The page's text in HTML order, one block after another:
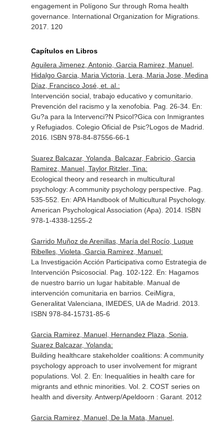
engagement in Polígono Sur through Roma health
governance. International Organization for Migrations.
2017. 120
Capítulos en Libros
Aguilera Jimenez, Antonio, Garcia Ramirez, Manuel,
Hidalgo Garcia, Maria Victoria, Lera, Maria Jose, Medina
Díaz, Francisco José, et. al.:
Intervención social, trabajo educativo y comunitario.
Prevención del racismo y la xenofobia. Pag. 26-34. En:
Gu?a para la Intervenci?N Psicol?Gica con Inmigrantes
y Refugiados. Colegio Oficial de Psic?Logos de Madrid.
2016. ISBN 978-84-87556-66-1
Suarez Balcazar, Yolanda, Balcazar, Fabricio, Garcia
Ramirez, Manuel, Taylor Ritzler, Tina:
Ecological theory and research in multicultural
psychology: A community psychology perspective. Pag.
535-552. En: APA Handbook of Multicultural Psychology.
American Psychological Association (Apa). 2014. ISBN
978-1-4338-1255-2
Garrido Muñoz de Arenillas, María del Rocío, Luque
Ribelles, Violeta, Garcia Ramirez, Manuel:
La Investigación Acción Participativa como Estrategia de
Intervención Psicosocial. Pag. 102-122. En: Hagamos
de nuestro barrio un lugar habitable. Manual de
intervención comunitaria en barrios. CeiMigra,
Generalitat Valenciana, IMEDES, UA de Madrid. 2013.
ISBN 978-84-15731-85-6
Garcia Ramirez, Manuel, Hernandez Plaza, Sonia,
Suarez Balcazar, Yolanda:
Building healthcare stakeholder coalitions: A community
psychology approach to user involvement for migrant
populations. Vol. 2. En: Inequalities in health care for
migrants and ethnic minorities. Vol. 2. COST series on
health and diversity. Antwerp/Apeldoorn : Garant. 2012
Garcia Ramirez, Manuel, De la Mata, Manuel,